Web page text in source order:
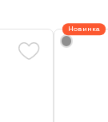
Новинка